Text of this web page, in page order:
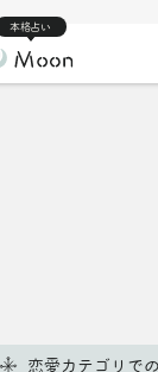
本格占い
恋愛カテゴリで